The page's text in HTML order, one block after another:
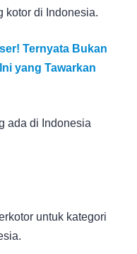
kotor di Indonesia.
Ternyata Bukan
yang Tawarkan
ada di Indonesia
untuk kategori